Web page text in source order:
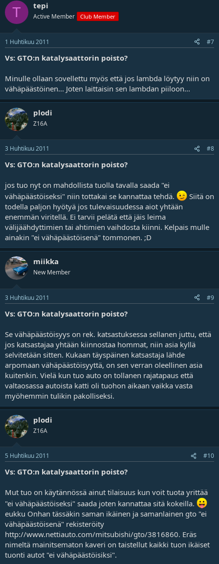
T tepi
Active Member Club Member
1 Huhtikuu 2011 #7
Vs: GTO:n katalysaattorin poisto?
Minulle ollaan sovellettu myös että jos lambda löytyy niin on
vähäpäästöinen... Joten laittaisin sen lambdan piiloon...
plodi
Z16A
3 Huhtikuu 2011 #8
Vs: GTO:n katalysaattorin poisto?
jos tuo nyt on mahdollista tuolla tavalla saada "ei
vähäpäästöiseksi" niin tottakai se kannattaa tehdä.
Siitä on
todella paljon hyötyä jos tulevaisuudessa aiot yhtään
enemmän viritellä. Ei tarvii pelätä että jäis leima
välijäähdyttimien tai ahtimien vaihdosta kiinni. Kelpais mulle
ainakin "ei vähäpäästöisenä" tommonen. ;D
miikka
New Member
3 Huhtikuu 2011 #9
Vs: GTO:n katalysaattorin poisto?
Se vähäpäästöisyys on rek. katsastuksessa sellanen juttu, että
jos katsastajaa yhtään kiinnostaa hommat, niin asia kyllä
selvitetään sitten. Kukaan täyspäinen katsastaja lähde
arpomaan vähäpäästöisyyttä, on sen verran oleellinen asia
kuitenkin. Vielä kun tuo auto on tollanen rajatapaus että
valtaosassa autoista katti oli tuohon aikaan vaikka vasta
myöhemmin tulikin pakolliseksi.
plodi
Z16A
5 Huhtikuu 2011 #10
Vs: GTO:n katalysaattorin poisto?
Mut tuo on käytännössä ainut tilaisuus kun voit tuota yrittää
"ei vähäpäästöiseksi" saada joten kannattaa sitä kokeilla.
eukku Onhan tässäkin saman ikäinen ja samanlainen gto "ei
vähäpäästöisenä" rekisteröity
http://www.nettiauto.com/mitsubishi/gto/3816860. Eräs
nimeltä mainitsematon kaveri on taistellut kaikki tuon ikäiset
tuonti autot "ei vähäpäästöisiksi".